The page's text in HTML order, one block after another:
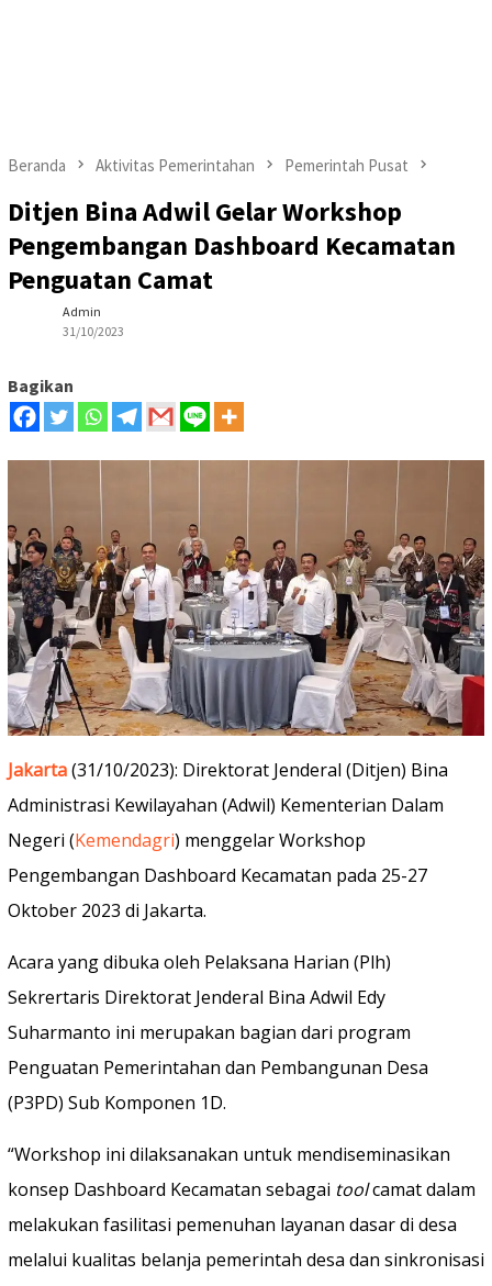
Beranda Aktivitas Pemerintahan Pemerintah Pusat
Ditjen Bina Adwil Gelar Workshop
Pengembangan Dashboard Kecamatan
Penguatan Camat
Admin
31/10/2023
Bagikan
Jakarta(31/10/2023): Direktorat Jenderal (Ditjen) Bina
Administrasi Kewilayahan (Adwil) Kementerian Dalam
Negeri (Kemendagri) menggelar Workshop
Pengembangan Dashboard Kecamatan pada 25-27
Oktober 2023 di Jakarta.
Acara yang dibuka oleh Pelaksana Harian (Plh)
Sekrertaris Direktorat Jenderal Bina Adwil Edy
Suharmanto ini merupakan bagian dari program
Penguatan Pemerintahan dan Pembangunan Desa
(P3PD) Sub Komponen 1D.
“Workshop ini dilaksanakan untuk mendiseminasikan
konsep Dashboard Kecamatan sebagai toolcamat dalam
melakukan fasilitasi pemenuhan layanan dasar di desa
melalui kualitas belanja pemerintah desa dan sinkronisasi